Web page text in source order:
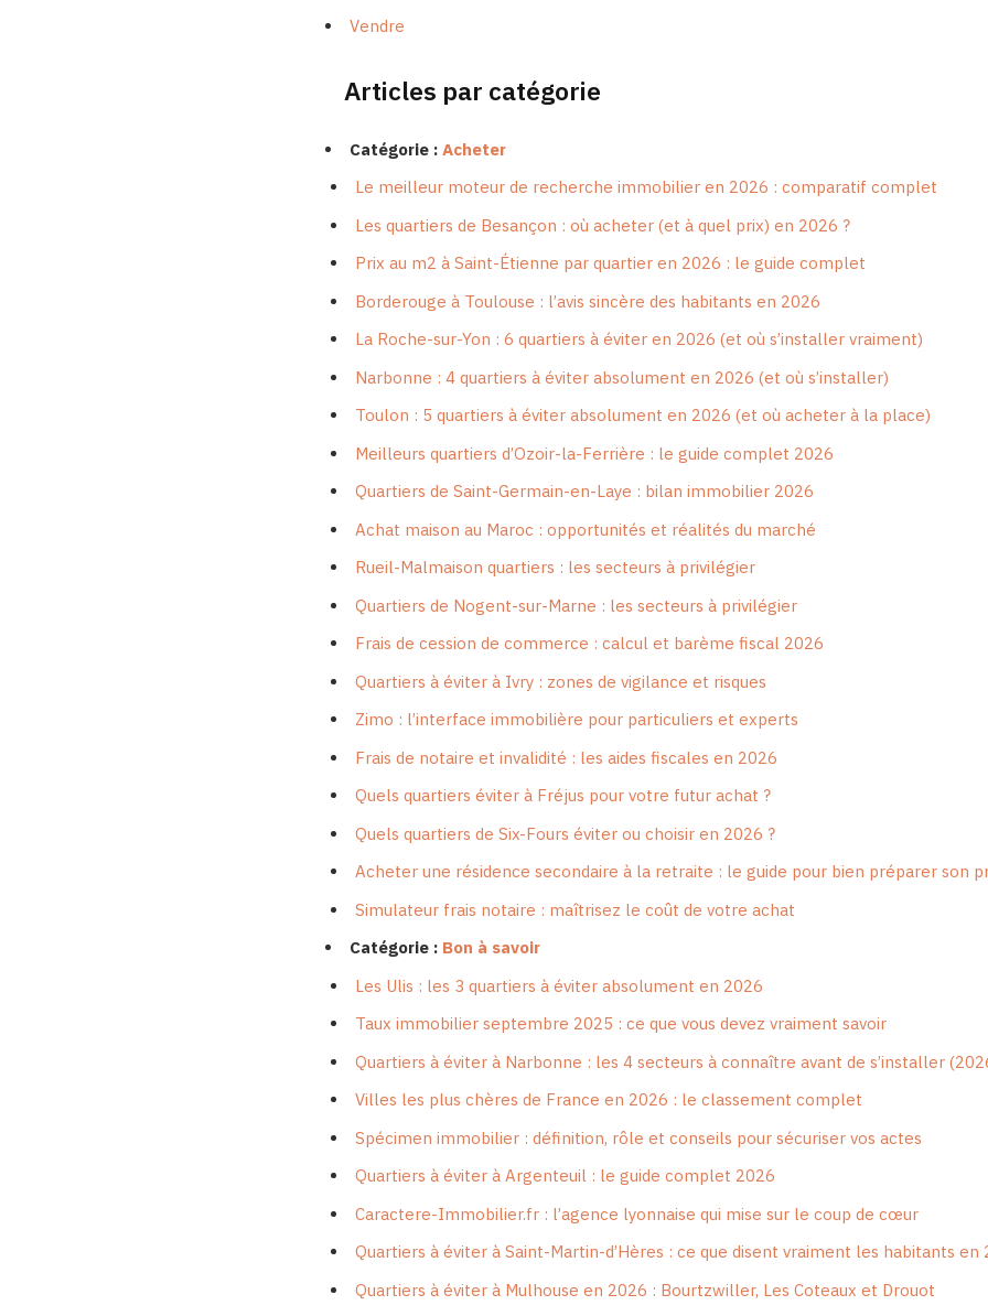
Vendre
Articles par catégorie
Catégorie : Acheter
Le meilleur moteur de recherche immobilier en 2026 : comparatif complet
Les quartiers de Besançon : où acheter (et à quel prix) en 2026 ?
Prix au m2 à Saint-Étienne par quartier en 2026 : le guide complet
Borderouge à Toulouse : l’avis sincère des habitants en 2026
La Roche-sur-Yon : 6 quartiers à éviter en 2026 (et où s’installer vraiment)
Narbonne : 4 quartiers à éviter absolument en 2026 (et où s’installer)
Toulon : 5 quartiers à éviter absolument en 2026 (et où acheter à la place)
Meilleurs quartiers d’Ozoir-la-Ferrière : le guide complet 2026
Quartiers de Saint-Germain-en-Laye : bilan immobilier 2026
Achat maison au Maroc : opportunités et réalités du marché
Rueil-Malmaison quartiers : les secteurs à privilégier
Quartiers de Nogent-sur-Marne : les secteurs à privilégier
Frais de cession de commerce : calcul et barème fiscal 2026
Quartiers à éviter à Ivry : zones de vigilance et risques
Zimo : l’interface immobilière pour particuliers et experts
Frais de notaire et invalidité : les aides fiscales en 2026
Quels quartiers éviter à Fréjus pour votre futur achat ?
Quels quartiers de Six-Fours éviter ou choisir en 2026 ?
Acheter une résidence secondaire à la retraite : le guide pour bien préparer son
Simulateur frais notaire : maîtrisez le coût de votre achat
Catégorie : Bon à savoir
Les Ulis : les 3 quartiers à éviter absolument en 2026
Taux immobilier septembre 2025 : ce que vous devez vraiment savoir
Quartiers à éviter à Narbonne : les 4 secteurs à connaître avant de s’installer
Villes les plus chères de France en 2026 : le classement complet
Spécimen immobilier : définition, rôle et conseils pour sécuriser vos actes
Quartiers à éviter à Argenteuil : le guide complet 2026
Caractere-Immobilier.fr : l’agence lyonnaise qui mise sur le coup de cœur
Quartiers à éviter à Saint-Martin-d’Hères : ce que disent vraiment les habitants en
Quartiers à éviter à Mulhouse en 2026 : Bourtzwiller, Les Coteaux et Drouot